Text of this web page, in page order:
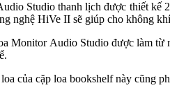
Studio thanh lịch được thiết kế
nghệ HiVe II sẽ giúp cho không
Monitor Audio Studio được làm từ
của cặp loa bookshelf này cũng